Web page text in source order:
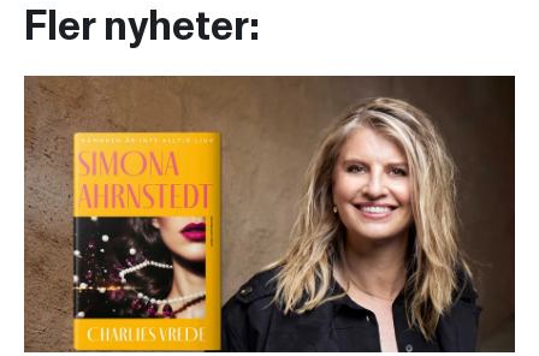
Fler nyheter: